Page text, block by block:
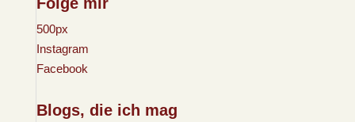
500px
Instagram
Facebook
Blogs, die ich mag